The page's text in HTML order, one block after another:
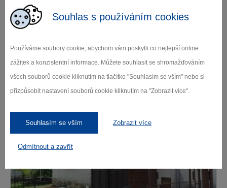
Souhlas s používáním cookies
Používáme soubory cookie, abychom vám poskytli co nejlepší online
zážitek a konzistentní informace. Můžete souhlasit se shromažďováním
všech souborů cookie kliknutím na tlačítko "Souhlasím se vším" nebo si
přizpůsobit nastavení souborů cookie kliknutím na "Zobrazit více".
Souhlasím se vším Zobrazit více
Odmítnout a zavřít
Relax pro Vás 104